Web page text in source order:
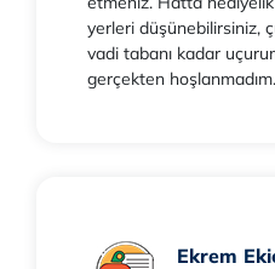
yerleri düşünebilirsiniz,
vadi tabanı kadar
gerçekten hoşlanmadım.
Ekrem